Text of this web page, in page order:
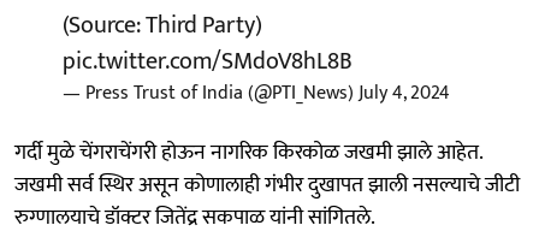
(Source: Third Party)
pic.twitter.com/SMdoV8hL8B
— Press Trust of India (@PTI_News)July 4, 2024
गर्दी मुळे चेंगराचेंगरी होऊन नागरिक किरकोळ जखमी झाले आहेत.
जखमी सर्व स्थिर असून कोणालाही गंभीर दुखापत झाली नसल्याचे जीटी
रुग्णालयाचे डॉक्टर जितेंद्र सकपाळ यांनी सांगितले.